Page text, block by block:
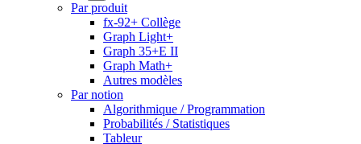
Par produit
fx-92+ Collège
Graph Light+
Graph 35+E II
Graph Math+
Autres modèles
Par notion
Algorithmique / Programmation
Probabilités / Statistiques
Tableur